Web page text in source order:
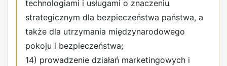
technologiami i usługami o znaczeniu
strategicznym dla bezpieczeństwa państwa, a
także dla utrzymania międzynarodowego
pokoju i bezpieczeństwa;
14) prowadzenie działań marketingowych i